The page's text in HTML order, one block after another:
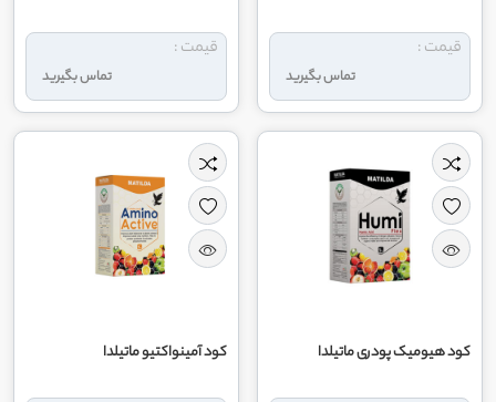
تماس بگیرید
قیمت :
تماس بگیرید
قیمت :
کود هیومیک پودری ماتیلدا کود آمینواکتیو ماتیلدا